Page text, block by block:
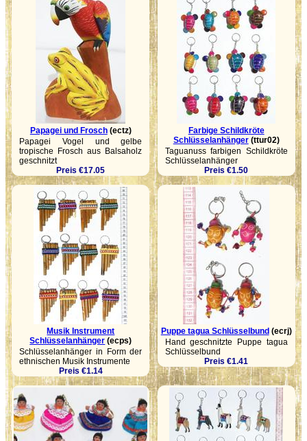
Papagei und Frosch(ectz)
Papagei Vogel und gelbe
tropische Frosch aus Balsaholz
geschnitzt
Preis €17.05
Farbige Schildkröte
Schlüsselanhänger(ttur02)
Taguanuss farbigen Schildkröte
Schlüsselanhänger
Preis €1.50
Musik Instrument
Schlüsselanhänger (ecps)
Schlüsselanhänger in Form der
ethnischen Musik Instrumente
Preis €1.14
Puppe tagua Schlüsselbund(ecrj)
Hand geschnitzte Puppe tagua
Schlüsselbund
Preis €1.41